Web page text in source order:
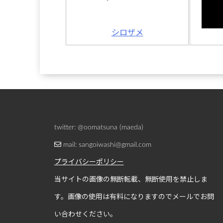
シロザメ
twitter: @oomatsuna (maeda)
mail: sangoiwashi@gmail.com
プライバシーポリシー
当サイトの画像の無断転載、無断使用を禁止しま
す。画像の使用は有料になりますのでメールでお問
い合わせください。